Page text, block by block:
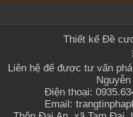
Thiết kế Đề
Liên hệ để được tư vấn
Điện thoại:
Email: